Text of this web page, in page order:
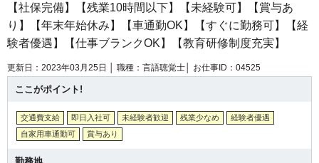
【社保完備】【残業10時間以下】【未経験可】【賞与あ
り】【年末年始休み】【車通勤OK】【すぐに勤務可】【経
験者優遇】【仕事ブランクOK】【教育研修制度充実】
更新日：2023年03月25日 │ 職種：言語聴覚士│ お仕事ID：04525
ここがポイント!
交通費支給 即日入社可 未経験者歓迎 残業少なめ
経験者優遇
自家用車通勤可
賞与あり